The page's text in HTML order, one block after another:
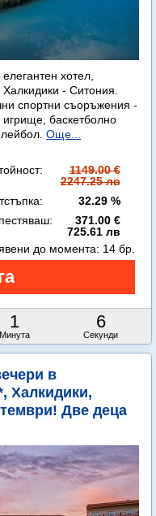
хотел,
- Ситония.
спортни съоръжения -
баскетболно
Още...
1149.00 €
2247.25 лв
32.29 %
371.00 €
725.61 лв
1
Минута
4
Секунди
до момента: 14 бр.
в
Халкидики,
Две деца